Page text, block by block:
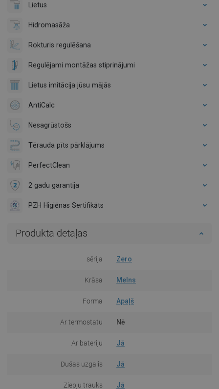
Lietus
Hidromasāža
Rokturis regulēšana
Regulējami montāžas stiprinājumi
Lietus imitācija jūsu mājās
AntiCalc
Nesagrūstošs
Tērauda pīts pārklājums
PerfectClean
2 gadu garantija
PZH Higiēnas Sertifikāts
Produkta detaļas
sērija Zero
Krāsa Melns
Forma Apaļš
Ar termostatu Nē
Ar bateriju Jā
Dušas uzgalis Jā
Ziepju trauks Jā